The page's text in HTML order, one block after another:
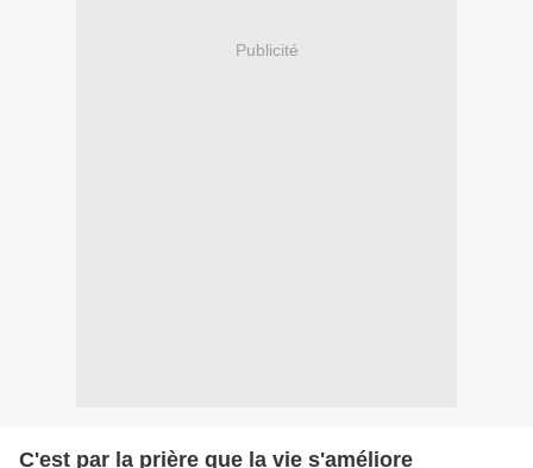
Publicité
C'est par la prière que la vie s'améliore